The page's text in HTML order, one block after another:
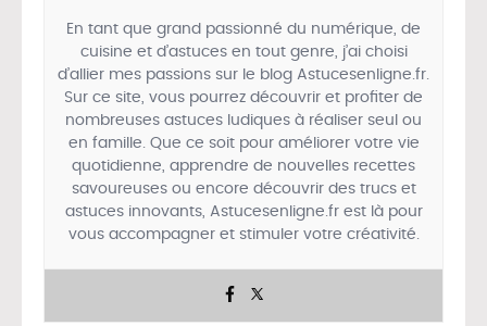
En tant que grand passionné du numérique, de
cuisine et d’astuces en tout genre, j’ai choisi
d’allier mes passions sur le blog Astucesenligne.fr.
Sur ce site, vous pourrez découvrir et profiter de
nombreuses astuces ludiques à réaliser seul ou
en famille. Que ce soit pour améliorer votre vie
quotidienne, apprendre de nouvelles recettes
savoureuses ou encore découvrir des trucs et
astuces innovants, Astucesenligne.fr est là pour
vous accompagner et stimuler votre créativité.